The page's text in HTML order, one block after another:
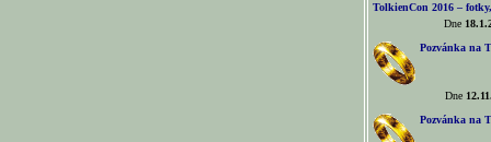
TolkienCon 2016 –
Dne
Pozvánka na
Dne
Pozvánka na